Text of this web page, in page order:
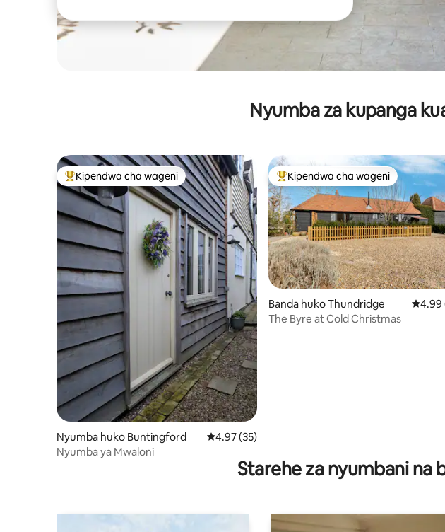
Nyumba za kupanga
Kipendwa maarufu cha wageni
Kipendwa cha wageni
Nyumba huko Buntingford Ukadiriaji wa wastani wa 4.97 kati ya 5, tathmini 35
4.97 (35)
Nyumba ya Mwaloni
Kipendwa maarufu cha wageni
Kipendwa cha wageni
Banda huko Thundridge
4.99
The Byre at Cold Christmas
Starehe za nyumbani na